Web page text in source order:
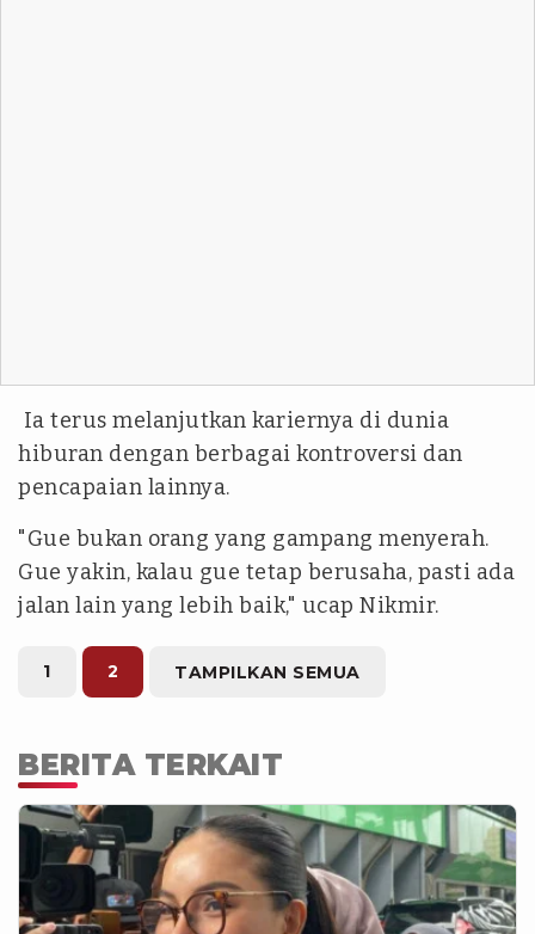
Ia terus melanjutkan kariernya di dunia
hiburan dengan berbagai kontroversi dan
pencapaian lainnya.
"Gue bukan orang yang gampang menyerah.
Gue yakin, kalau gue tetap berusaha, pasti ada
jalan lain yang lebih baik," ucap Nikmir.
1 2 TAMPILKAN SEMUA
BERITA TERKAIT